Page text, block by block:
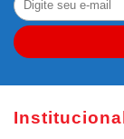
Institucional